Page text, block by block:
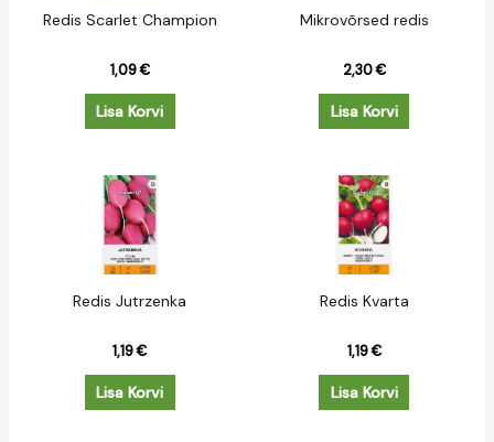
Redis Scarlet Champion
1,09€
Lisa Korvi
Mikrovõrsed redis
2,30€
Lisa Korvi
Redis Jutrzenka
1,19€
Lisa Korvi
Redis Kvarta
1,19€
Lisa Korvi